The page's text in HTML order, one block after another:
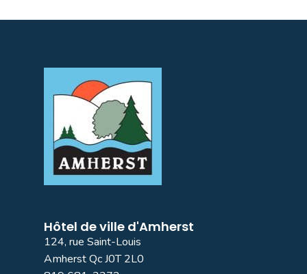
Hôtel de ville d'Amherst
124, rue Saint-Louis
Amherst Qc J0T 2L0